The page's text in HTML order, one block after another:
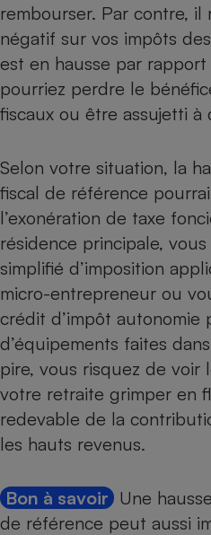
rembourser. Par contre, il
négatif sur vos impôts
est en hausse par
pourriez perdre le
fiscaux ou être assujetti à
Selon votre situation, la
fiscal de référence
l’exonération de taxe
résidence principale,
simplifié d’imposition
micro-entrepreneur ou
crédit d’impôt autonomie
d’équipements faites
pire, vous risquez de voir
votre retraite grimper en
redevable de la
les hauts revenus.
Bon à savoir Une
de référence peut aussi